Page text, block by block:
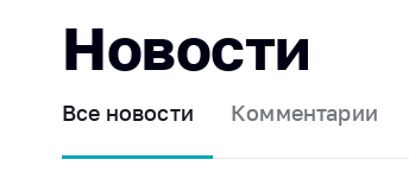
Законодательство
Антикоррупционная
деятельность
Новости
Все новости Комментарии